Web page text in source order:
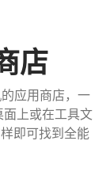
店
应用商店，一
上或在工具文
即可找到全能